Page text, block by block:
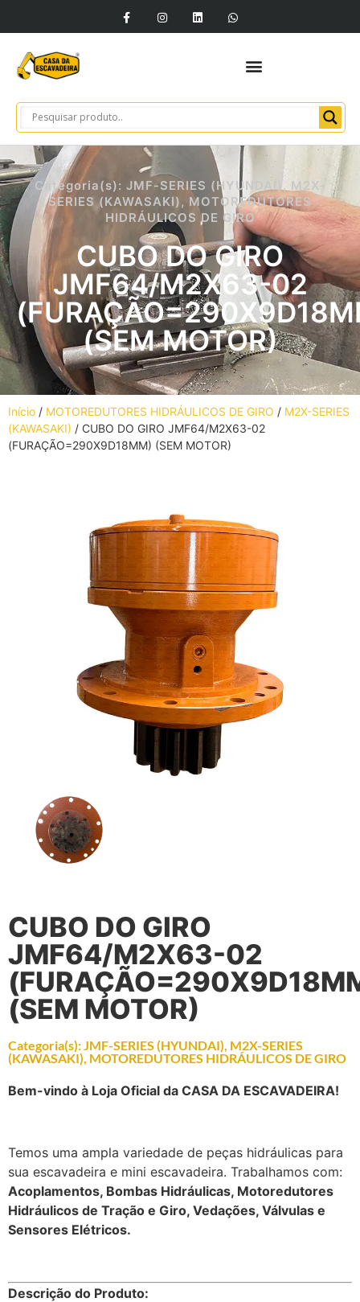
Categoria(s): JMF-SERIES (HYUNDAI), M2X-
SERIES (KAWASAKI), MOTOREDUTORES
HIDRÁULICOS DE GIRO
CUBO DO GIRO
JMF64/M2X63-02
(SEM MOTOR)
Início / MOTOREDUTORES HIDRÁULICOS DE GIRO / M2X-SERIES
(KAWASAKI) / CUBO DO GIRO JMF64/M2X63-02
(FURAÇÃO=290X9D18MM) (SEM MOTOR)
CUBO DO GIRO
JMF64/M2X63-02
(SEM MOTOR)
Categoria(s):JMF-SERIES (HYUNDAI), M2X-SERIES
(KAWASAKI), MOTOREDUTORES HIDRÁULICOS DE GIRO
Bem-vindo à Loja Oficial da CASA DA ESCAVADEIRA!
Temos uma ampla variedade de peças hidráulicas para
sua escavadeira e mini escavadeira. Trabalhamos com:
Acoplamentos, Bombas Hidráulicas, Motoredutores
Hidráulicos de Tração e Giro, Vedações, Válvulas e
Sensores Elétricos.
Descrição do Produto: